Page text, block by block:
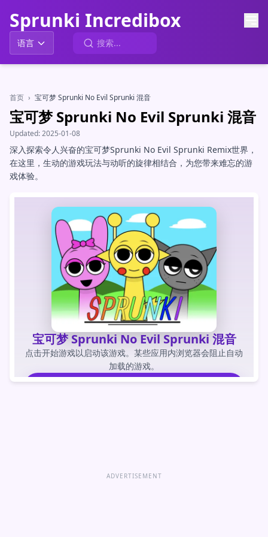
Sprunki Incredibox
语言
首页 › 宝可梦 Sprunki No Evil Sprunki 混音
宝可梦 Sprunki No Evil Sprunki 混音
Updated:2025-01-08
深入探索令人兴奋的宝可梦Sprunki No Evil Sprunki Remix世界，
在这里，生动的游戏玩法与动听的旋律相结合，为您带来难忘的游
戏体验。
宝可梦 Sprunki No Evil Sprunki 混音
点击开始游戏以启动该游戏。某些应用内浏览器会阻止自动
加载的游戏。
ADVERTISEMENT